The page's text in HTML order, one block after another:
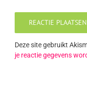
Deze site gebruikt
je reactie gegevens